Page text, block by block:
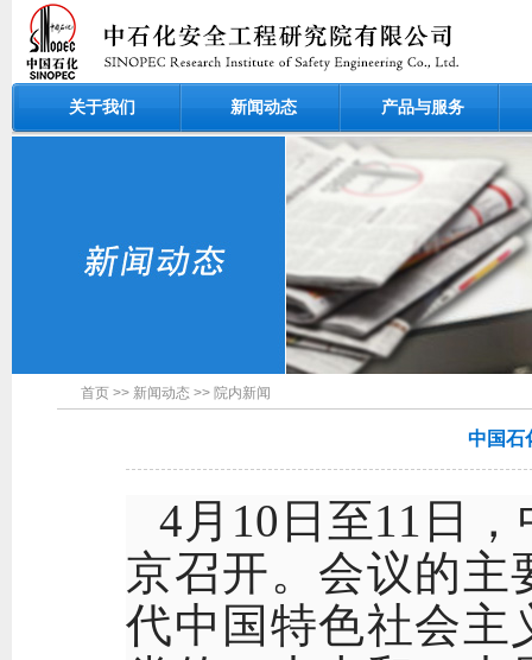
关于我们 新闻动态 产品与服务
首页 >> 新闻动态 >> 院内新闻
中国石
4月10日至11日
京召开。会议的主
代中国特色社会主